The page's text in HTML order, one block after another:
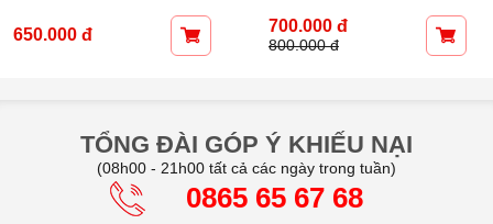
650.000 đ
800.000 đ
650.000 đ
TỔNG ĐÀI GÓP Ý KHIẾU NẠI
(08h00 - 21h00 tất cả các ngày trong tuần)
0865 65 67 68